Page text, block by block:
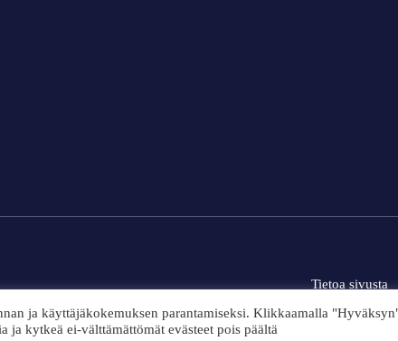
Tietoa sivusta
ja käyttäjäkokemuksen parantamiseksi. Klikkaamalla
ja kytkeä ei-välttämättömät evästeet pois päältä